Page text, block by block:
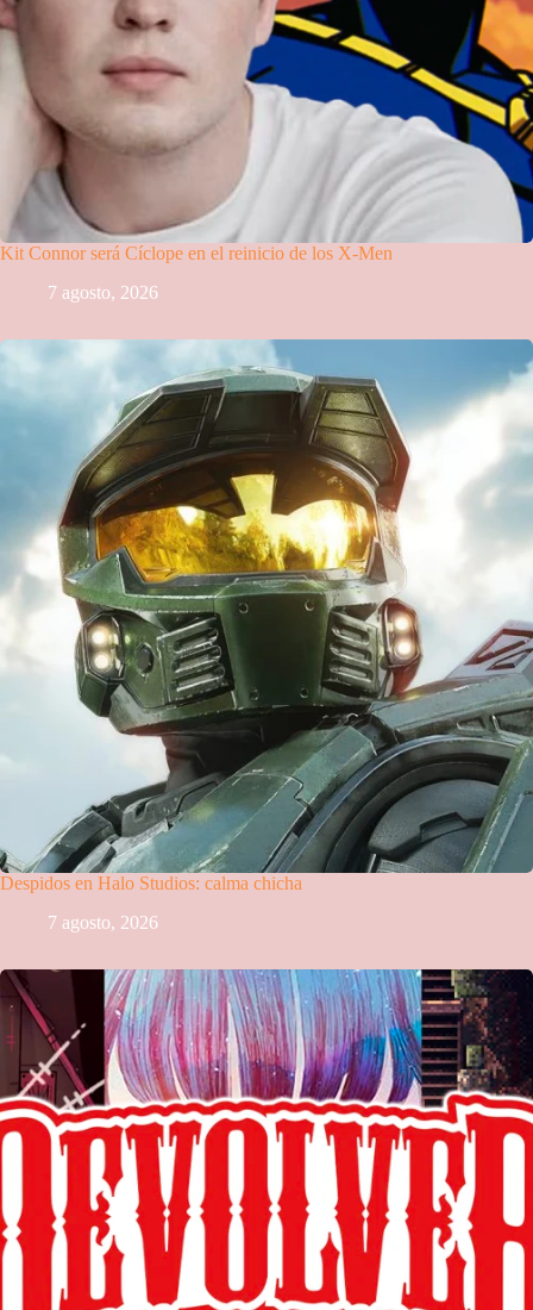
Kit Connor será Cíclope en el reinicio de los X-Men
7 agosto, 2026
Despidos en Halo Studios: calma chicha
7 agosto, 2026